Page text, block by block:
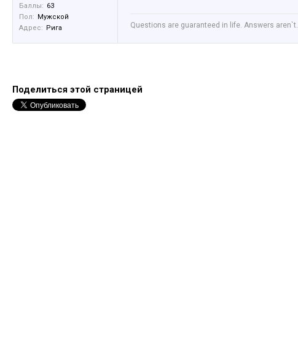
Баллы: 63
Пол: Мужской
Адрес: Рига Questions are guaranteed in life. Answers aren`t.
Поделиться этой страницей